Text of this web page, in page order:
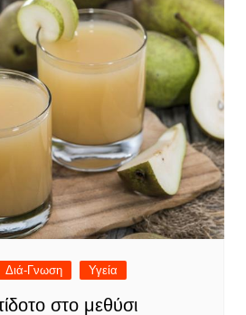
Διά-Γνωση Υγεία
στο μεθύσι